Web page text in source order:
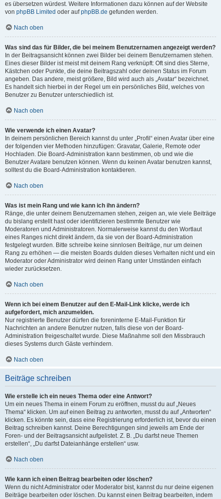
es übersetzen würdest. Weitere Informationen dazu können auf der Website
von phpBB Limited oder aufphpBB.de gefunden werden.
Nach oben
Was sind das für Bilder, die bei meinem Benutzernamen angezeigt werden?
In der Beitragsansicht können zwei Bilder bei deinem Benutzernamen stehen.
Eines dieser Bilder ist meist mit deinem Rang verknüpft: Oft sind dies Sterne,
Kästchen oder Punkte, die deine Beitragszahl oder deinen Status im Forum
angeben. Das andere, meist größere, Bild wird auch als „Avatar“ bezeichnet.
Es handelt sich hierbei in der Regel um ein persönliches Bild, welches von
Benutzer zu Benutzer unterschiedlich ist.
Nach oben
Wie verwende ich einen Avatar?
In deinem persönlichen Bereich kannst du unter „Profil“ einen Avatar über eine
der folgenden vier Methoden hinzufügen: Gravatar, Galerie, Remote oder
Hochladen. Die Board-Administration kann bestimmen, ob und wie die
Benutzer Avatare benutzen können. Wenn du keinen Avatar benutzen kannst,
solltest du die Board-Administration kontaktieren.
Nach oben
Was ist mein Rang und wie kann ich ihn ändern?
Ränge, die unter deinem Benutzernamen stehen, zeigen an, wie viele Beiträge
du bislang erstellt hast oder identifizieren bestimmte Benutzer wie
Moderatoren und Administratoren. Normalerweise kannst du den Wortlaut
eines Ranges nicht direkt ändern, da sie von der Board-Administration
festgelegt wurden. Bitte schreibe keine sinnlosen Beiträge, nur um deinen
Rang zu erhöhen — die meisten Boards dulden dieses Verhalten nicht und ein
Moderator oder Administrator wird deinen Rang unter Umständen einfach
wieder zurücksetzen.
Nach oben
Wenn ich bei einem Benutzer auf den E-Mail-Link klicke, werde ich
aufgefordert, mich anzumelden.
Nur registrierte Benutzer dürfen die foreninterne E-Mail-Funktion für
Nachrichten an andere Benutzer nutzen, falls diese von der Board-
Administration freigeschaltet wurde. Diese Maßnahme soll den Missbrauch
dieses Systems durch Gäste verhindern.
Nach oben
Beiträge schreiben
Wie erstelle ich ein neues Thema oder eine Antwort?
Um ein neues Thema in einem Forum zu eröffnen, musst du auf „Neues
Thema“ klicken. Um auf einen Beitrag zu antworten, musst du auf „Antworten“
klicken. Es könnte sein, dass eine Registrierung erforderlich ist, bevor du einen
Beitrag schreiben kannst. Deine Berechtigungen sind jeweils am Ende der
Foren- und der Beitragsansicht aufgelistet. Z. B. „Du darfst neue Themen
erstellen“, „Du darfst Dateianhänge erstellen“ usw.
Nach oben
Wie kann ich einen Beitrag bearbeiten oder löschen?
Wenn du nicht Administrator oder Moderator bist, kannst du nur deine eigenen
Beiträge bearbeiten oder löschen. Du kannst einen Beitrag bearbeiten, indem